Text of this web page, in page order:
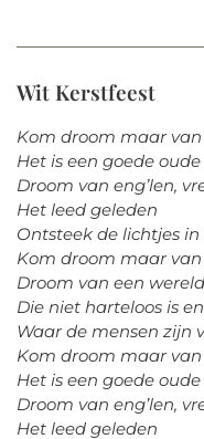
Wit Kerstfeest
Kom droom maar
Het is een goede
Droom van eng’len,
Het leed geleden
Ontsteek de lichtjes
Kom droom maar
Droom van een
Die niet harteloos is
Waar de mensen zijn
Kom droom maar
Het is een goede
Droom van eng’len,
Het leed geleden